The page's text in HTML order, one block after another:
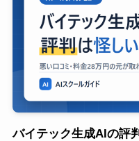
バイテック生成AIの評